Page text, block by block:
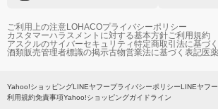
ご利用上の注意LOHACOプライバシーポリシー
カスタマーハラスメントに対する基本方針ご利用規約
アスクルのサイバーセキュリティ特定商取引法に基づ
酒類販売管理者標識の掲示古物営業法に基づく表記医
Yahoo!ショッピングLINEヤフープライバシーポリシーLINEヤフ
利用規約免責事項Yahoo!ショッピングガイドライン